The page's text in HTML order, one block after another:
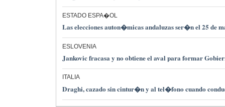
ESTADO ESPA�OL
Las elecciones auton�micas andaluzas ser�n el 25 de
ESLOVENIA
Jankovic fracasa y no obtiene el aval para formar
ITALIA
Draghi, cazado sin cintur�n y al tel�fono cuando